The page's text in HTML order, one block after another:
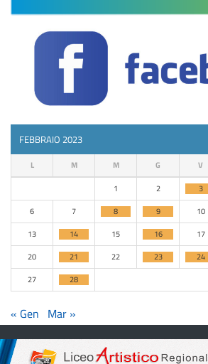
FEBBRAIO 2023
L M M G V
1 2 3
6
7 8 9 10
13
14 15 16 17
20
21 22 23 24
27
28
« Gen Mar »